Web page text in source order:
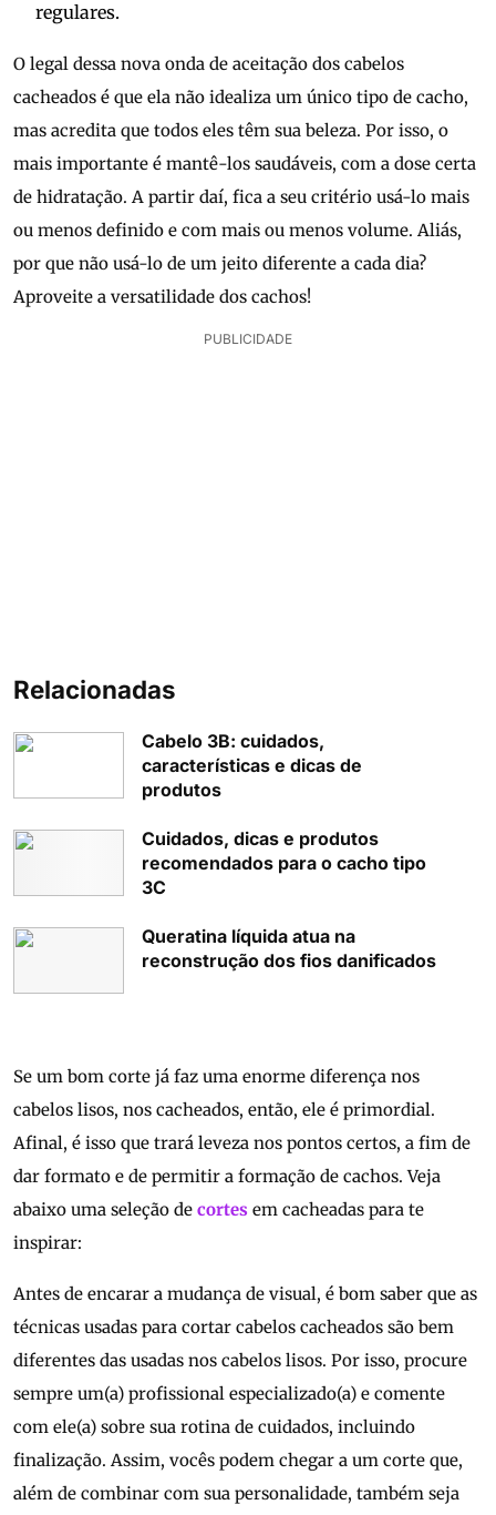
regulares.
O legal dessa nova onda de aceitação dos cabelos
cacheados é que ela não idealiza um único tipo de cacho,
mas acredita que todos eles têm sua beleza. Por isso, o
mais importante é mantê-los saudáveis, com a dose certa
de hidratação. A partir daí, fica a seu critério usá-lo mais
ou menos definido e com mais ou menos volume. Aliás,
por que não usá-lo de um jeito diferente a cada dia?
Aproveite a versatilidade dos cachos!
PUBLICIDADE
Relacionadas
Cabelo 3B: cuidados,
características e dicas de
produtos
Cuidados, dicas e produtos
recomendados para o cacho tipo
3C
Queratina líquida atua na
reconstrução dos fios danificados
Se um bom corte já faz uma enorme diferença nos
cabelos lisos, nos cacheados, então, ele é primordial.
Afinal, é isso que trará leveza nos pontos certos, a fim de
dar formato e de permitir a formação de cachos. Veja
abaixo uma seleção de cortes em cacheadas para te
inspirar:
Antes de encarar a mudança de visual, é bom saber que as
técnicas usadas para cortar cabelos cacheados são bem
diferentes das usadas nos cabelos lisos. Por isso, procure
sempre um(a) profissional especializado(a) e comente
com ele(a) sobre sua rotina de cuidados, incluindo
finalização. Assim, vocês podem chegar a um corte que,
além de combinar com sua personalidade, também seja